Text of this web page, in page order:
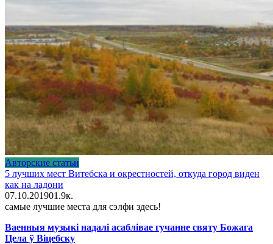
Авторские статьи
5 лучших мест Витебска и окрестностей, откуда город виден
как на ладони
07.10.201901.9к.
самые лучшие места для сэлфи здесь!
Ваенныя музыкі надалі асаблівае гучанне святу Божага
Цела ў Віцебску